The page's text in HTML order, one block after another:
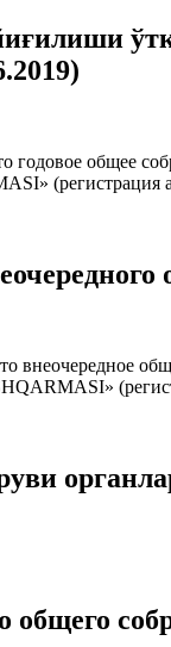
общее
(регистрация
общего